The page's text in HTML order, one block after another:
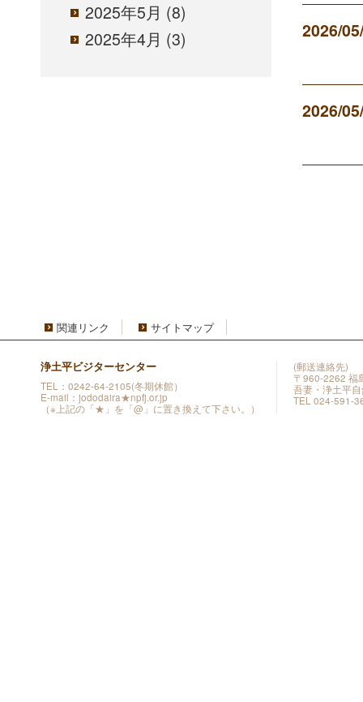
2025年5月 (8)
2025年4月 (3) 2026/
2026/
関連リンク サイトマップ
浄土平ビジターセンター
TEL：0242-64-2105(冬期休館）
E-mail：jododaira★npfj.or.jp
（※上記の「★」を「@」に置き換えて下さい。）
(郵送連絡先)
〒960-2262 福
吾妻・浄土平
TEL 024-591-